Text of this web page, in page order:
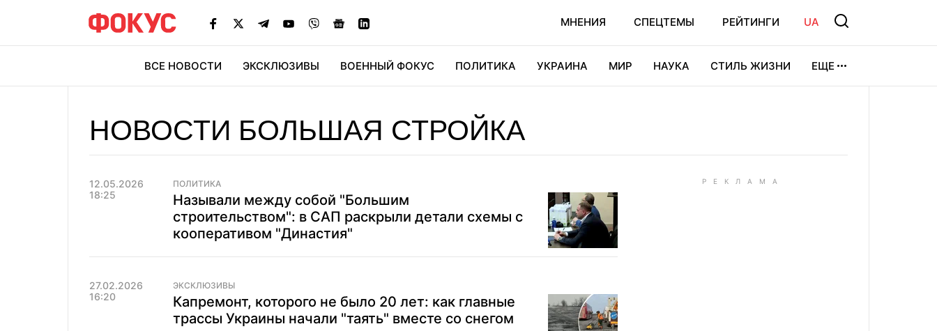
МНЕНИЯ СПЕЦТЕМЫ РЕЙТИНГИ UA
ВСЕ НОВОСТИ ЭКСКЛЮЗИВЫ ВОЕННЫЙ ФОКУС ПОЛИТИКА УКРАИНА МИР НАУКА СТИЛЬ ЖИЗНИ ЕЩЕ
НОВОСТИ БОЛЬШАЯ СТРОЙКА
12.05.2026
18:25
ПОЛИТИКА
Называли между собой "Большим
строительством": в САП раскрыли детали схемы с
кооперативом "Династия"
27.02.2026
16:20
ЭКСКЛЮЗИВЫ
Капремонт, которого не было 20 лет: как главные
трассы Украины начали "таять" вместе со снегом